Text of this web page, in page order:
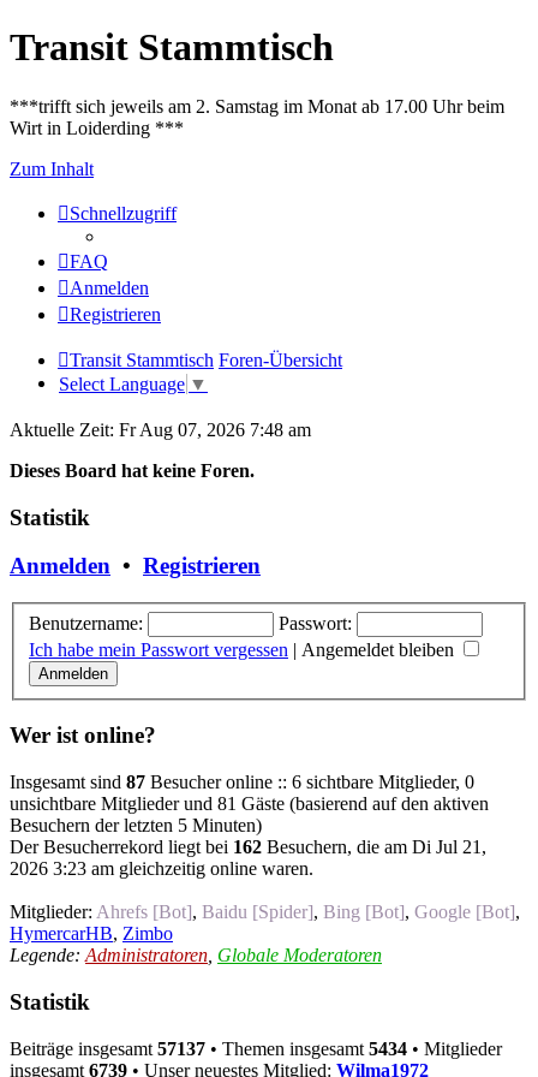
Transit Stammtisch
***trifft sich jeweils am 2. Samstag im Monat ab 17.00 Uhr beim
Wirt in Loiderding ***
Zum Inhalt
Schnellzugriff
FAQ
Anmelden
Registrieren
Transit Stammtisch Foren-Übersicht
Select Language ▼
Aktuelle Zeit: Fr Aug 07, 2026 7:48 am
Dieses Board hat keine Foren.
Statistik
Anmelden • Registrieren
Benutzername:
Passwort:
Ich habe mein Passwort vergessen | Angemeldet bleiben
Wer ist online?
Insgesamt sind 87 Besucher online :: 6 sichtbare Mitglieder, 0
unsichtbare Mitglieder und 81 Gäste (basierend auf den aktiven
Besuchern der letzten 5 Minuten)
Der Besucherrekord liegt bei 162 Besuchern, die am Di Jul 21,
2026 3:23 am gleichzeitig online waren.
Mitglieder: Ahrefs [Bot], Baidu [Spider], Bing [Bot], Google [Bot],
HymercarHB, Zimbo
Legende: Administratoren Globale Moderatoren
Statistik
Beiträge insgesamt 57137 • Themen insgesamt 5434 • Mitglieder
insgesamt 6739 • Unser neuestes Mitglied: Wilma1972